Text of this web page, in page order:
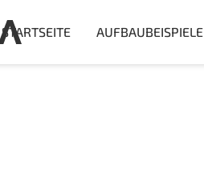
STARTSEITE AUFBAUBEISPIELE